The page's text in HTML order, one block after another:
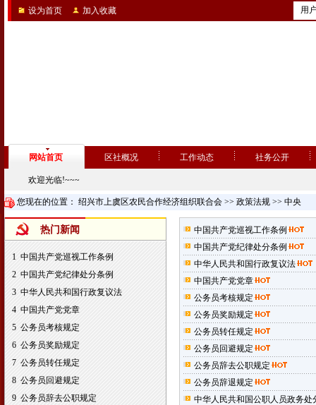
设为首页 加入收藏 用
网站首页 区社概况 工作动态 社务公开
欢迎光临!~~~
您现在的位置： 绍兴市上虞区农民合作经济组织联合会 >> 政策法规 >> 中央
热门新闻
1 中国共产党巡视工作条例
2 中国共产党纪律处分条例
3 中华人民共和国行政复议法
4 中国共产党党章
5 公务员考核规定
6 公务员奖励规定
7 公务员转任规定
8 公务员回避规定
9 公务员辞去公职规定
中国共产党巡视工作条例
中国共产党纪律处分条例
中华人民共和国行政复议法
中国共产党党章
公务员考核规定
公务员奖励规定
公务员转任规定
公务员回避规定
公务员辞去公职规定
公务员辞退规定
中华人民共和国公职人员政务处